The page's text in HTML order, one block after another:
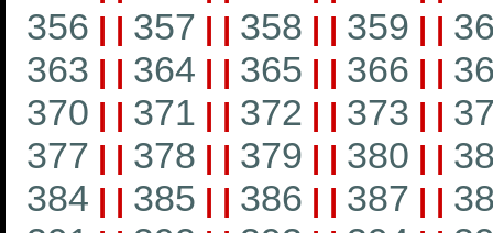
356 | | 357 | | 358 | | 359 | |
363 | | 364 | | 365 | | 366 | |
370 | | 371 | | 372 | | 373 | |
377 | | 378 | | 379 | | 380 | |
384 | | 385 | | 386 | | 387 | |